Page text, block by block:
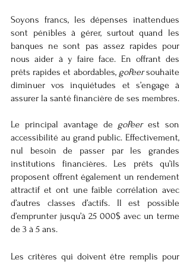
Soyons francs, les dépenses inattendues
sont pénibles à gérer, surtout quand les
banques ne sont pas assez rapides pour
nous aider à y faire face. En offrant des
prêts rapides et abordables, goPeer souhaite
diminuer vos inquiétudes et s’engage à
assurer la santé financière de ses membres.
Le principal avantage de goPeer est son
accessibilité au grand public. Effectivement,
nul besoin de passer par les grandes
institutions financières. Les prêts qu’ils
proposent offrent également un rendement
attractif et ont une faible corrélation avec
d’autres classes d’actifs. Il est possible
d’emprunter jusqu’à 25 000$ avec un terme
de 3 à 5 ans.
Les critères qui doivent être remplis pour